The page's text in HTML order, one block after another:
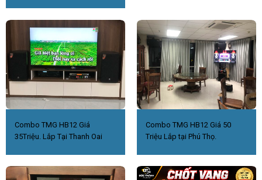
Combo TMG HB12 Giá
35Triệu. Lắp Tại Thanh Oai
Combo TMG HB12 Giá 50
Triệu Lắp tại Phú Thọ.